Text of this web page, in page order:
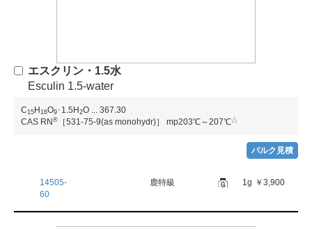
エスクリン・1.5水
Esculin 1.5-water
C15 H 16O9 ･1.5H 2O ... 367.30
CAS RN ® ［531-75-9(as monohydr)］ mp203℃～207℃△
バルク見積
14505-
60
鹿特級 1g ￥3,900